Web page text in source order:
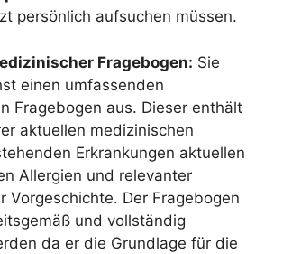
persönlich aufsuchen müssen.
Fragebogen: Sie
einen umfassenden
Fragebogen aus. Dieser enthält
aktuellen medizinischen
Erkrankungen aktuellen
Allergien und relevanter
Vorgeschichte. Der Fragebogen
und vollständig
da er die Grundlage für die